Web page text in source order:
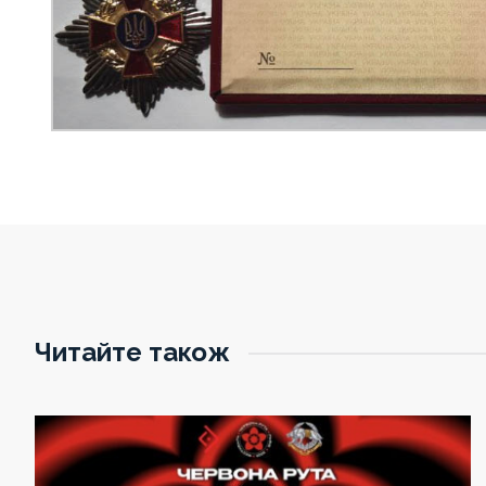
Читайте також